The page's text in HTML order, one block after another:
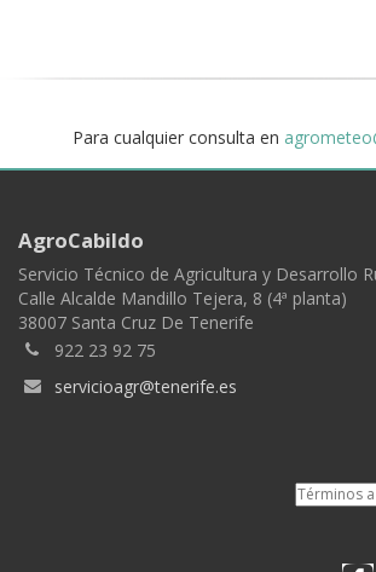
Para cualquier consulta en
AgroCabildo
Servicio Técnico de Agricultura y Desarrollo
Calle Alcalde Mandillo Tejera, 8 (4ª planta)
38007 Santa Cruz De Tenerife
922 23 92 75
servicioagr@tenerife.es